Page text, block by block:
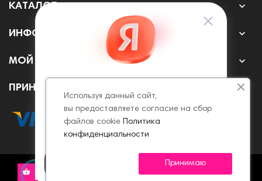
КАТАЛОГ 
ИНФОРМАЦИЯ 
МОЙ АККАУНТ 
ПРИНИМАЕМ К ОПЛАТЕ ОНЛАЙН
© 2022 - 2026 Все права защищены.
Используя данный сайт,
вы предоставляете согласие на сбор
файлов cookie Политика
конфиденциальности
Принимаю